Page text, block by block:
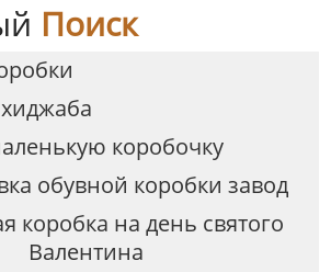
Поиск
коробочку
обувной коробки завод
коробка на день святого
Валентина